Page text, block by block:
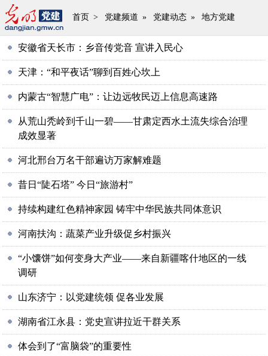
首页 > 党建频道 » 党建动态 » 地方党建
安徽省天长市：乡音传党音 宣讲入民心
天津：“和平夜话”聊到百姓心坎上
内蒙古“智慧广电”：让边远牧民迈上信息高速路
从荒山秃岭到千山一碧——甘肃定西水土流失综合治理
成效显著
河北邢台万名干部遍访万家解难题
昔日“陡石塔” 今日“旅游村”
持续构建红色精神家园 铸牢中华民族共同体意识
河南扶沟：蔬菜产业升级促乡村振兴
“小馕饼”如何变身大产业——来自新疆喀什地区的一线
调研
山东济宁：以党建统领 促各业发展
湖南省江永县：党史宣讲拉近干群关系
体会到了“富脑袋”的重要性